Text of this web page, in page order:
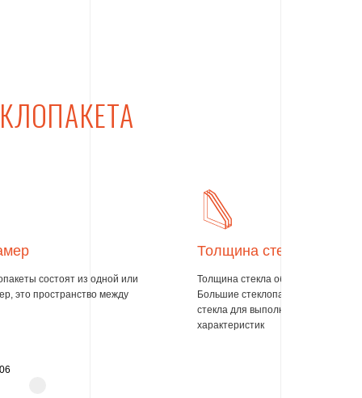
состоят из одной или
это пространство между
Толщина стекла
Толщина стекла обычно
Большие стеклопакеты требуют
стекла для выполнения своих
характеристик
06